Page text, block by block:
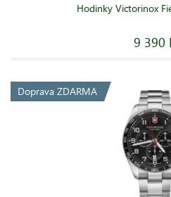
Hodinky Victorinox
9 390
Doprava ZDARMA